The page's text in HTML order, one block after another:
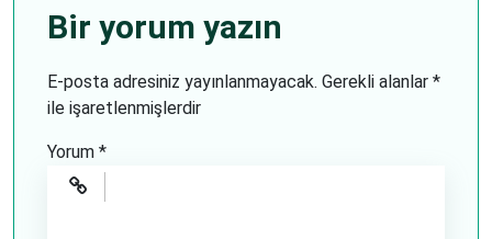
Bir yorum yazın
E-posta adresiniz yayınlanmayacak. Gerekli alanlar *
ile işaretlenmişlerdir
Yorum *